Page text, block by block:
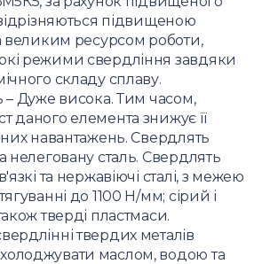
підвищеною
великим ресурсом роботи,
режими свердління завдяки
складу сплаву.
– Дуже висока. Тим часом,
даного елемента знижує її
навантажень. Свердлять
нелеговану сталь. Свердлять
та нержавіючі сталі, з межею
до 1100 Н/мм; сірий і
тверді пластмаси.
твердих металів
маслом, водою та